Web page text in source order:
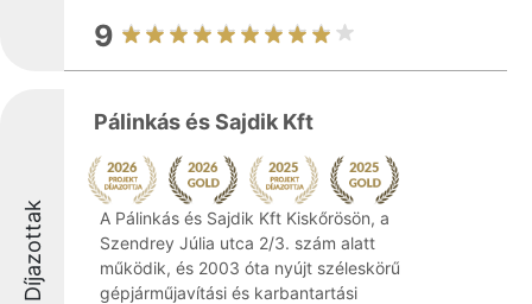
9
Díjazottak
Pálinkás és Sajdik Kft
A Pálinkás és Sajdik Kft Kiskőrösön, a
Szendrey Júlia utca 2/3. szám alatt
működik, és 2003 óta nyújt széleskörű
gépjárműjavítási és karbantartási